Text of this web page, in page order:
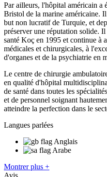
Par ailleurs, l'hôpital américain a
Bristol de la marine américaine.
but non lucratif de Turquie, et
préserver une réputation solide.
santé Koç en 1995 et continue à
médicales et chirurgicales, à
d'organes et de la psychiatrie en
Le centre de chirurgie
en qualité d'hôpital
de santé dans toutes les
et de personnel soignant
atteindre la perfection dans le
Langues parlées
Anglais
Arabe
Montrer plus +
Avis